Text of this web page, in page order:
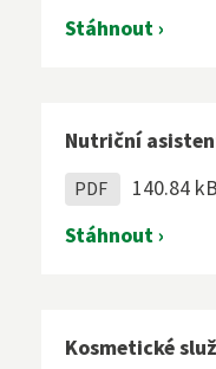
Stáhnout ›
Nutriční
PDF
140.84 kB
Stáhnout ›
Kosmetické